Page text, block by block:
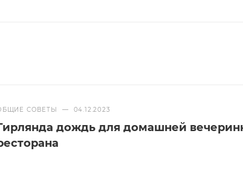
СОВЕТЫ — 04.12.2023
дождь для домашней